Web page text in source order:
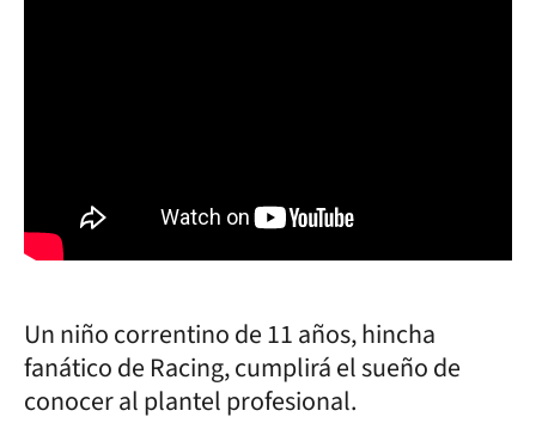
Un niño correntino de 11 años, hincha
fanático de Racing, cumplirá el sueño de
conocer al plantel profesional.